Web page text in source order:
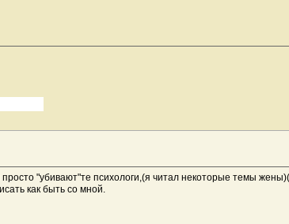
"убивают"те психологи,(я читал некоторые темы
как быть со мной.